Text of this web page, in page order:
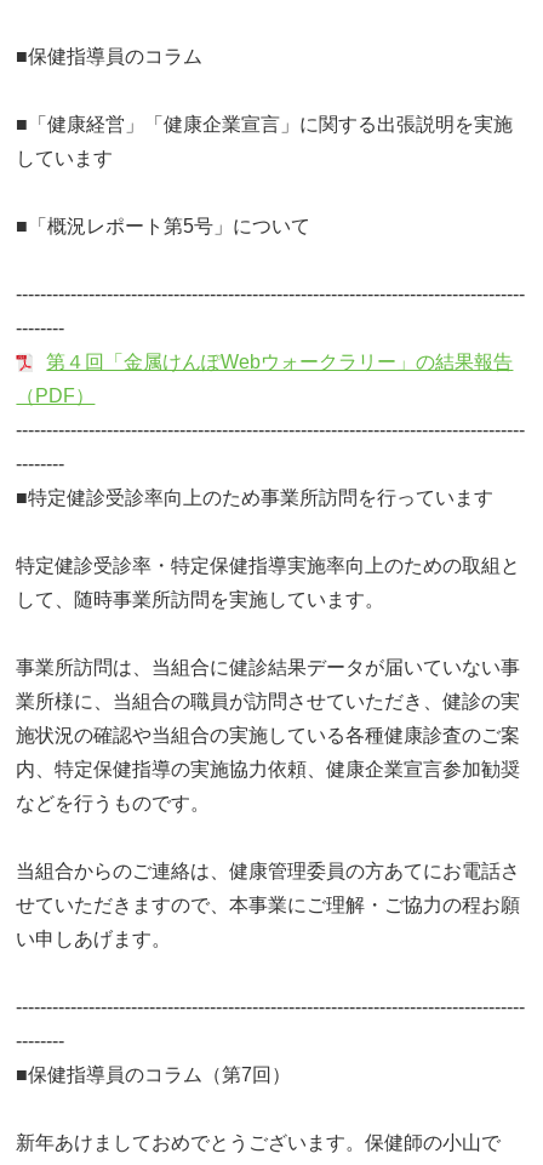
■保健指導員のコラム
■「健康経営」「健康企業宣言」に関する出張説明を実施
しています
■「概況レポート第5号」について
------------------------------------------------------------------------------------
--------
第４回「金属けんぽWebウォークラリー」の結果報告
（PDF）
------------------------------------------------------------------------------------
--------
■特定健診受診率向上のため事業所訪問を行っています
特定健診受診率・特定保健指導実施率向上のための取組と
して、随時事業所訪問を実施しています。
事業所訪問は、当組合に健診結果データが届いていない事
業所様に、当組合の職員が訪問させていただき、健診の実
施状況の確認や当組合の実施している各種健康診査のご案
内、特定保健指導の実施協力依頼、健康企業宣言参加勧奨
などを行うものです。
当組合からのご連絡は、健康管理委員の方あてにお電話さ
せていただきますので、本事業にご理解・ご協力の程お願
い申しあげます。
------------------------------------------------------------------------------------
--------
■保健指導員のコラム（第7回）
新年あけましておめでとうございます。保健師の小山で